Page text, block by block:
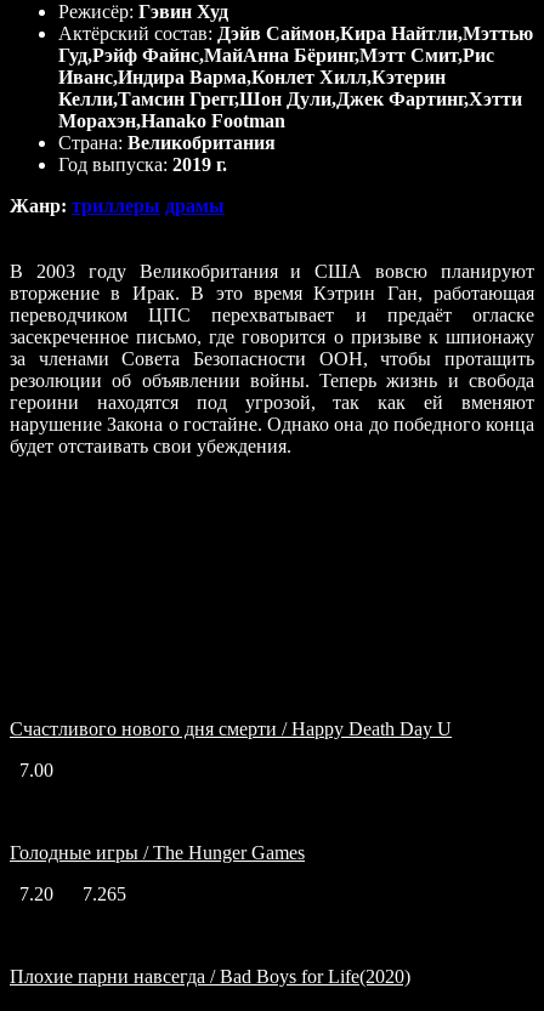
Режисёр: Гэвин Худ
Актёрский состав: Дэйв Саймон,Кира Найтли,Мэттью
Гуд,Рэйф Файнс,МайАнна Бёринг,Мэтт Смит,Рис
Иванс,Индира Варма,Конлет Хилл,Кэтерин
Келли,Тамсин Грегг,Шон Дули,Джек Фартинг,Хэтти
Морахэн,Hanako Footman
Страна: Великобритания
Год выпуска: 2019 г.
Жанр: триллеры драмы
В 2003 году Великобритания и США вовсю планируют
вторжение в Ирак. В это время Кэтрин Ган, работающая
переводчиком ЦПС перехватывает и предаёт огласке
засекреченное письмо, где говорится о призыве к шпионажу
за членами Совета Безопасности ООН, чтобы протащить
резолюции об объявлении войны. Теперь жизнь и свобода
героини находятся под угрозой, так как ей вменяют
нарушение Закона о гостайне. Однако она до победного конца
будет отстаивать свои убеждения.
Счастливого нового дня смерти / Happy Death Day U
7.00
Голодные игры / The Hunger Games
7.20
7.265
Плохие парни навсегда / Bad Boys for Life(2020)